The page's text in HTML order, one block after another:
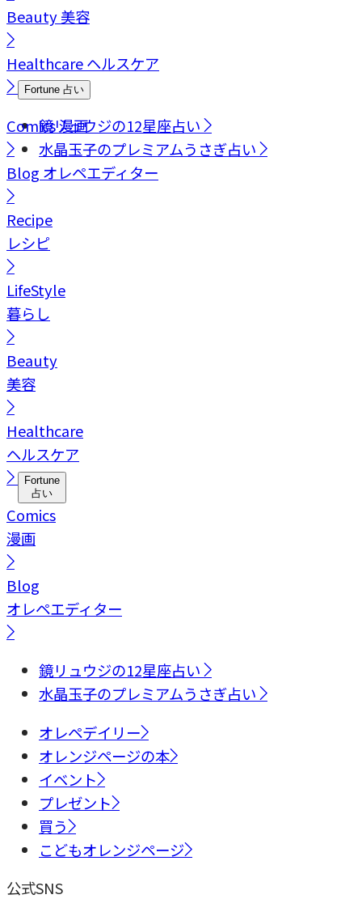
Beauty美容
Healthcareヘルスケア
Fortune 占い
鏡リュウジの12星座占い
水晶玉子のプレミアムうさぎ占い
Comics漫画
Blog オレペエディター
Recipe
レシピ
LifeStyle
暮らし
Beauty
美容
Healthcare
ヘルスケア
Fortune
占い
Comics
漫画
Blog
オレペエディター
鏡リュウジの12星座占い
水晶玉子のプレミアムうさぎ占い
オレペデイリー
オレンジページの本
イベント
プレゼント
買う
こどもオレンジページ
公式SNS